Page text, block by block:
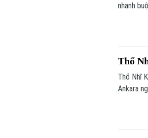
nhanh
Thổ
Thổ Nhĩ
Ankara